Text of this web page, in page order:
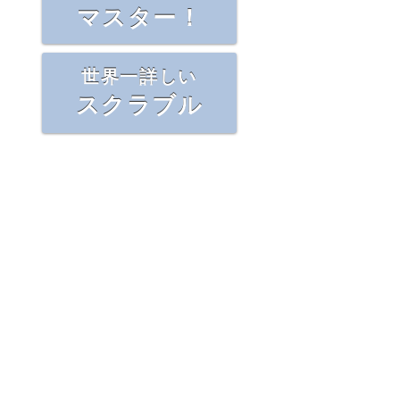
マスター！
世界一詳しい
スクラブル